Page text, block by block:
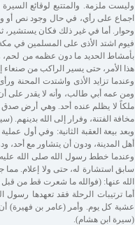
وليست ملزمة. والمتتبع لوقائع
اجماع على رأي، في حال وجود نص أو
وحوار. أما في غير ذلك فكان يستشير،
فيوم اشتد الأذى على المسلمين في
بأمشاط الحديد ما دون عظمه من
هذا الأمر، حتى يسير الراكب من صنعاء
وعندما تزايد الأذى واشتدت المحنة
ومن عمه أبي طالب، وأنه لا يقدر على
ملكاً لا يظلم عنده أحد. وهي أرض
مخافة الفتنة، وفرار إلى الله بدينهم.
وبعد بيعة العقبة الثانية: وفي أول
أهل المدينة، ودون أن يتشاور مع أحد،
وعندما خطط رسول الله صلى الله عليه
سابق استشارة له، حتى ولا إعلام.
الله عنها: (فوالله ما شعرت قط من قبل
أما ترتيبات الرحلة فقد تعهدها
عشية كل يوم. وأمر (عامر بن فهيرة)
(سيرة ابن هشام).